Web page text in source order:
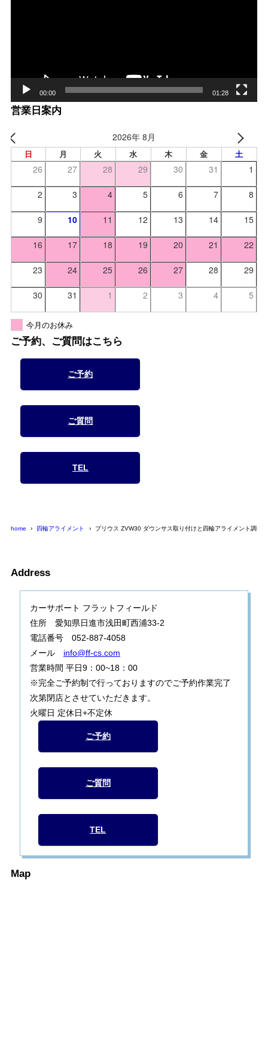
00:00 01:28
営業日案内
2026年 8月
日 月 火 水 木 金 土
26 27 28 29 30 31 1
2 3 4 5 6 7 8
9 10 11 12 13 14 15
16 17 18 19 20 21 22
23 24 25 26 27 28 29
30 31 1 2 3 4 5
今月のお休み
ご予約、ご質問はこちら
ご予約
ご質問
TEL
home 四輪アライメント プリウス ZVW30 ダウンサス取り付けと四輪アライメント調整
Address
カーサポート フラットフィールド
住所 愛知県日進市浅田町西浦33-2
電話番号 052-887-4058
メール info@ff-cs.com
営業時間 平日9：00~18：00
※完全ご予約制で行っておりますのでご予約作業完了
次第閉店とさせていただきます。
火曜日 定休日+不定休
ご予約
ご質問
TEL
Map